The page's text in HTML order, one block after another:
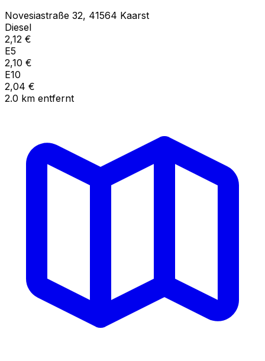
Novesiastraße 32, 41564 Kaarst
Diesel
2,12 €
E5
2,10 €
E10
2,04 €
2.0 km entfernt